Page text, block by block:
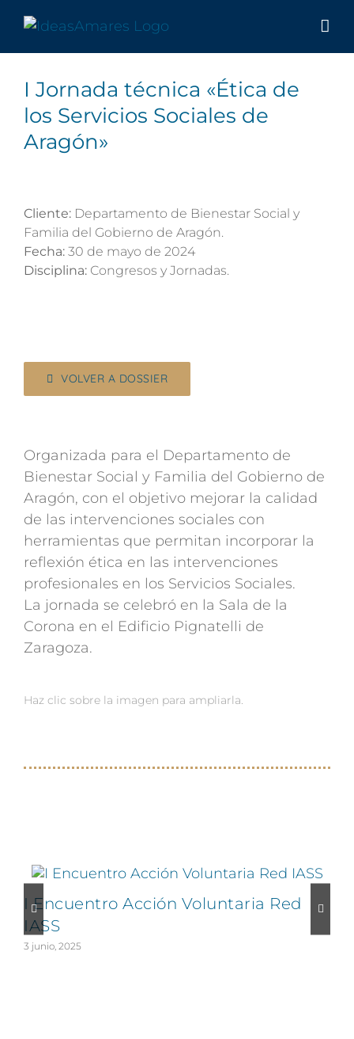
contenido
I Jornada técnica «Ética de
los Servicios Sociales de
Aragón»
Cliente: Departamento de Bienestar Social y
Familia del Gobierno de Aragón.
Fecha: 30 de mayo de 2024
Disciplina: Congresos y Jornadas.
VOLVER A DOSSIER
Organizada para el Departamento de
Bienestar Social y Familia del Gobierno de
Aragón, con el objetivo mejorar la calidad
de las intervenciones sociales con
herramientas que permitan incorporar la
reflexión ética en las intervenciones
profesionales en los Servicios Sociales.
La jornada se celebró en la Sala de la
Corona en el Edificio Pignatelli de
Zaragoza.
Haz clic sobre la imagen para ampliarla.
I Encuentro Acción Voluntaria Red
IASS
3 junio, 2025